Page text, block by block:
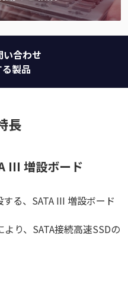
い合わせ
製品
長
III 増設ボード
る、SATA III 増設ボード
り、SATA接続高速SSDの